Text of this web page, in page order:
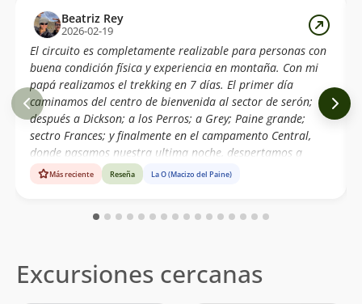
Beatriz Rey
2026-02-19
El circuito es completamente realizable para personas con
buena condición física y experiencia en montaña. Con mi
papá realizamos el trekking en 7 días. El primer día
caminamos del centro de bienvenida al sector de serón;
después a Dickson; a los Perros; a Grey; Paine grande;
sectro Frances; y finalmente en el campamento Central,
donde pasamos nuestra ultima noche, despertamos a
realizar base torres e irnos de vuelta a Puerto Natales.
Más reciente Reseña La O (Macizo del Paine)
Excursiones cercanas